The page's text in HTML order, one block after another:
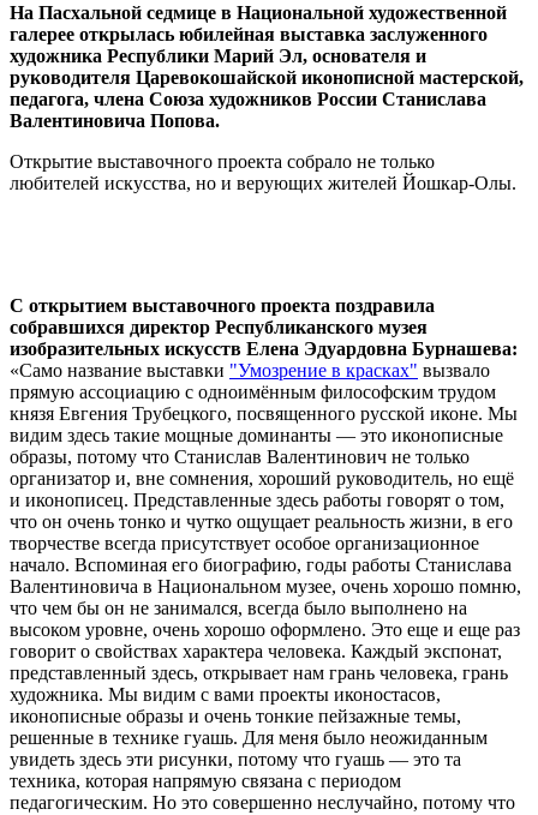
На Пасхальной седмице в Национальной художественной
галерее открылась юбилейная выставка заслуженного
художника Республики Марий Эл, основателя и
руководителя Царевокошайской иконописной мастерской,
педагога, члена Союза художников России Станислава
Валентиновича Попова.
Открытие выставочного проекта собрало не только
любителей искусства, но и верующих жителей Йошкар-Олы.
С открытием выставочного проекта поздравила
собравшихся директор Республиканского музея
изобразительных искусств Елена Эдуардовна Бурнашева:
«Само название выставки "Умозрение в красках" вызвало
прямую ассоциацию с одноимённым философским трудом
князя Евгения Трубецкого, посвященного русской иконе. Мы
видим здесь такие мощные доминанты — это иконописные
образы, потому что Станислав Валентинович не только
организатор и, вне сомнения, хороший руководитель, но ещё
и иконописец. Представленные здесь работы говорят о том,
что он очень тонко и чутко ощущает реальность жизни, в его
творчестве всегда присутствует особое организационное
начало. Вспоминая его биографию, годы работы Станислава
Валентиновича в Национальном музее, очень хорошо помню,
что чем бы он не занимался, всегда было выполнено на
высоком уровне, очень хорошо оформлено. Это еще и еще раз
говорит о свойствах характера человека. Каждый экспонат,
представленный здесь, открывает нам грань человека, грань
художника. Мы видим с вами проекты иконостасов,
иконописные образы и очень тонкие пейзажные темы,
решенные в технике гуашь. Для меня было неожиданным
увидеть здесь эти рисунки, потому что гуашь — это та
техника, которая напрямую связана с периодом
педагогическим. Но это совершенно неслучайно, потому что